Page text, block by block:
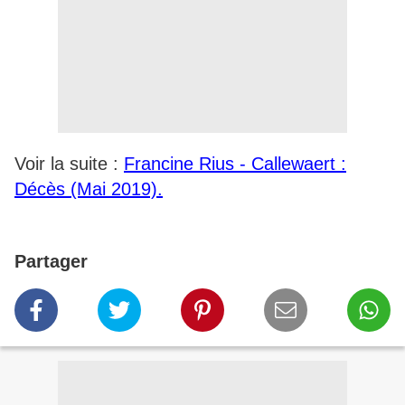
Voir la suite : Francine Rius - Callewaert :
Décès (Mai 2019).
Partager